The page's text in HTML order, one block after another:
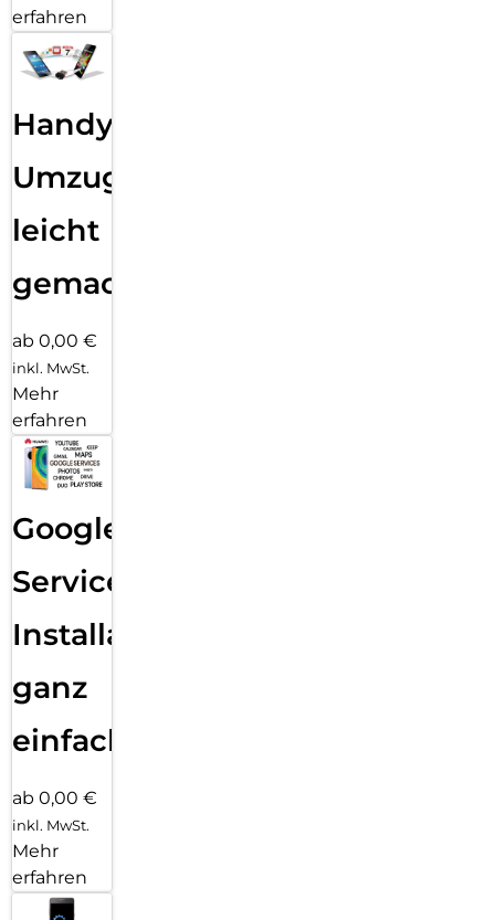
erfahren
Handy
Umzug
leicht
gemacht!
ab 0,00 €
inkl. MwSt.
Mehr
erfahren
Google
Services
Installation
ganz
einfach
ab 0,00 €
inkl. MwSt.
Mehr
erfahren